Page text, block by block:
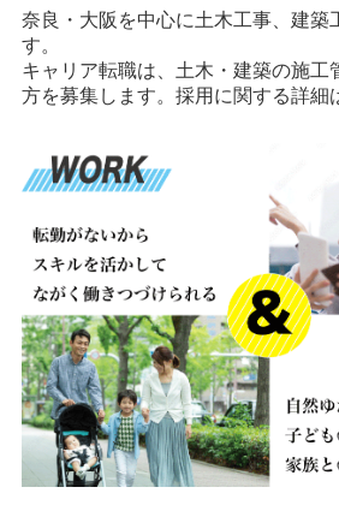
奈良・大阪を中心に土木工事、建築
す。
キャリア転職は、土木・建築の施工
方を募集します。採用に関する詳細